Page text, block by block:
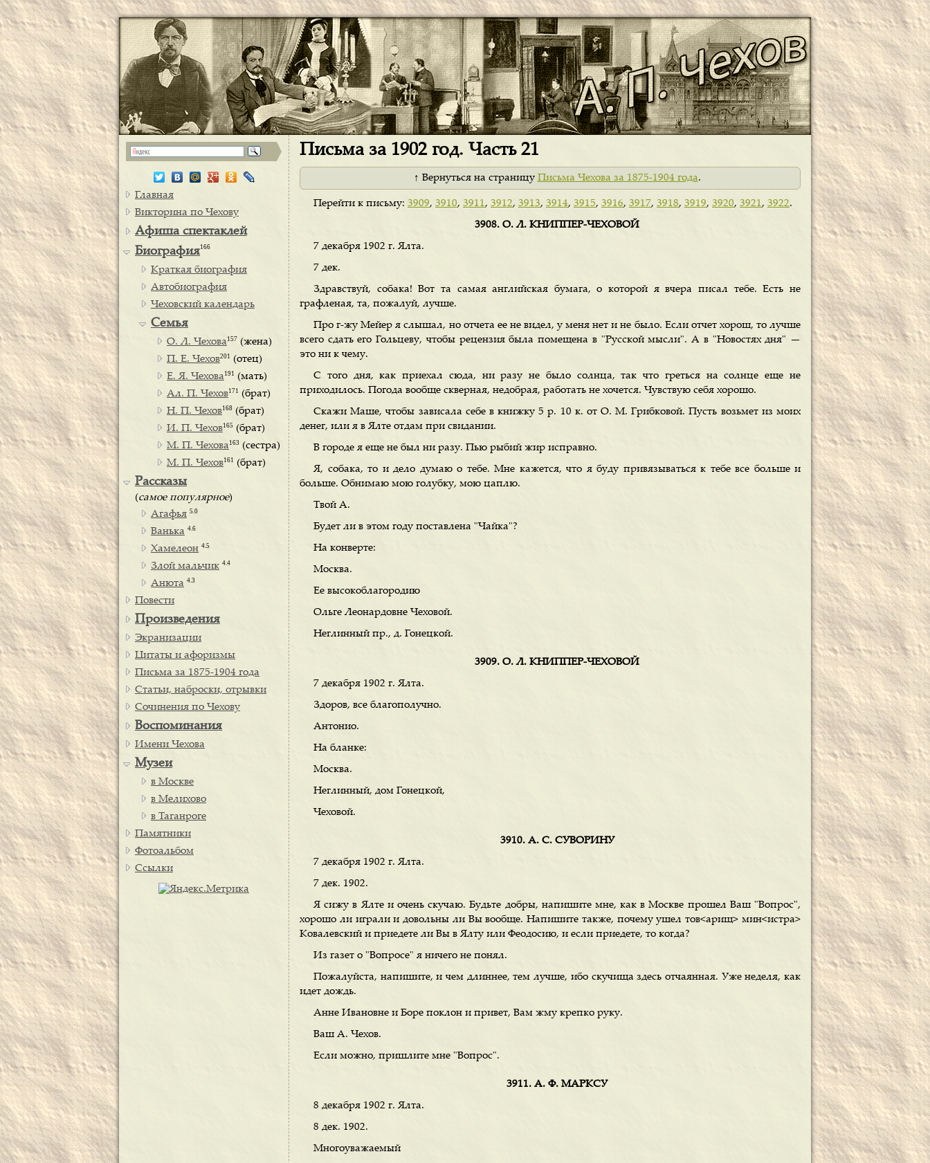
Письма за 1902 год. Часть 21
↑ Вернуться на страницу Письма Чехова за 1875-1904 года.
Перейти к письму: 3909, 3910, 3911, 3912, 3913, 3914, 3915, 3916, 3917, 3918, 3919, 3920, 3921, 3922.
3908. О. Л. КНИППЕР-ЧЕХОВОЙ
7 декабря 1902 г. Ялта.
7 дек.
Здравствуй, собака! Вот та самая английская бумага, о которой я вчера писал тебе. Есть не
графленая, та, пожалуй, лучше.
Про г-жу Мейер я слышал, но отчета ее не видел, у меня нет и не было. Если отчет хорош, то лучше
всего сдать его Гольцеву, чтобы рецензия была помещена в "Русской мысли". А в "Новостях дня" —
это ни к чему.
С того дня, как приехал сюда, ни разу не было солнца, так что греться на солнце еще не
приходилось. Погода вообще скверная, недобрая, работать не хочется. Чувствую себя хорошо.
Скажи Маше, чтобы зависала себе в книжку 5 р. 10 к. от О. М. Грибковой. Пусть возьмет из моих
денег, или я в Ялте отдам при свидании.
В городе я еще не был ни разу. Пью рыбий жир исправно.
Я, собака, то и дело думаю о тебе. Мне кажется, что я буду привязываться к тебе все больше и
больше. Обнимаю мою голубку, мою цаплю.
Твой А.
Будет ли в этом году поставлена "Чайка"?
На конверте:
Москва.
Ее высокоблагородию
Ольге Леонардовне Чеховой.
Неглинный пр., д. Гонецкой.
3909. О. Л. КНИППЕР-ЧЕХОВОЙ
7 декабря 1902 г. Ялта.
Здоров, все благополучно.
Антонио.
На бланке:
Москва.
Неглинный, дом Гонецкой,
Чеховой.
3910. А. С. СУВОРИНУ
7 декабря 1902 г. Ялта.
7 дек. 1902.
Я сижу в Ялте и очень скучаю. Будьте добры, напишите мне, как в Москве прошел Ваш "Вопрос",
хорошо ли играли и довольны ли Вы вообще. Напишите также, почему ушел тов<арищ> мин<истра>
Ковалевский и приедете ли Вы в Ялту или Феодосию, и если приедете, то когда?
Из газет о "Вопросе" я ничего не понял.
Пожалуйста, напишите, и чем длиннее, тем лучше, ибо скучища здесь отчаянная. Уже неделя, как
идет дождь.
Анне Ивановне и Боре поклон и привет, Вам жму крепко руку.
Ваш А. Чехов.
Если можно, пришлите мне "Вопрос".
3911. А. Ф. МАРКСУ
8 декабря 1902 г. Ялта.
8 дек. 1902.
Многоуважаемый
Главная
Викторина по Чехову
Афиша спектаклей
Биография166
Краткая биография
Автобиография
Чеховский календарь
Семья
О. Л. Чехова 157 (жена)
П. Е. Чехов201 (отец)
Е. Я. Чехова 191 (мать)
Ал. П. Чехов171 (брат)
Н. П. Чехов168 (брат)
И. П. Чехов165 (брат)
М. П. Чехова 163 (сестра)
М. П. Чехов161 (брат)
Рассказы
(самое популярное)
Агафья 5.0
Ванька 4.6
Хамелеон 4.5
Злой мальчик 4.4
Анюта 4.3
Повести
Произведения
Экранизации
Цитаты и афоризмы
Письма за 1875-1904 года
Статьи, наброски, отрывки
Сочинения по Чехову
Воспоминания
Имени Чехова
Музеи
в Москве
в Мелихово
в Таганроге
Памятники
Фотоальбом
Ссылки